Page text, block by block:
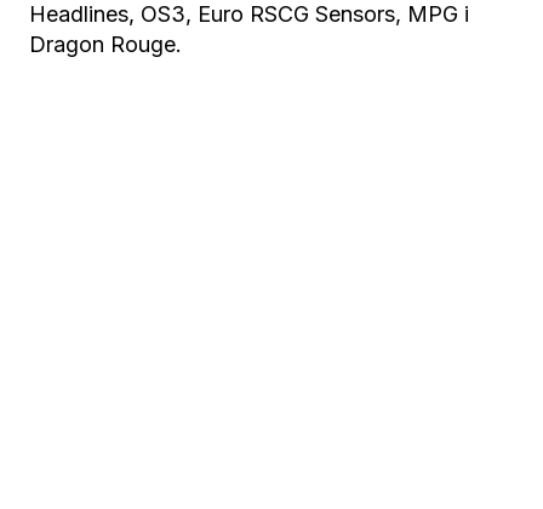
Headlines, OS3, Euro RSCG Sensors, MPG i
Dragon Rouge.